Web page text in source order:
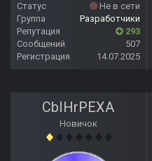
Статус
Не в сети
Группа
Разработчики
Репутация
293
Сообщений
507
Регистрация
14.07.2025
CbIHrPEXA
Новичок